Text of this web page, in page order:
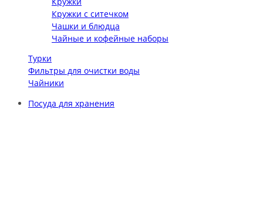
Кружки с ситечком
Чашки и блюдца
Чайные и кофейные наборы
Турки
Фильтры для очистки воды
Чайники
Посуда для хранения